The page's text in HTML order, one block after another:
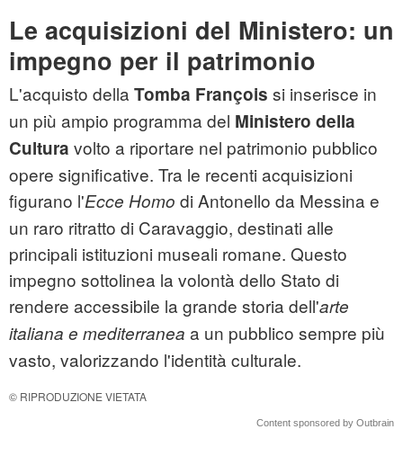
Le acquisizioni del Ministero: un
impegno per il patrimonio
L'acquisto della Tomba François si inserisce in
un più ampio programma del Ministero della
Cultura volto a riportare nel patrimonio pubblico
opere significative. Tra le recenti acquisizioni
figurano l'Ecce Homo di Antonello da Messina e
un raro ritratto di Caravaggio, destinati alle
principali istituzioni museali romane. Questo
impegno sottolinea la volontà dello Stato di
rendere accessibile la grande storia dell'arte
italiana e mediterranea a un pubblico sempre più
vasto, valorizzando l'identità culturale.
© RIPRODUZIONE VIETATA
Content sponsored by Outbrain